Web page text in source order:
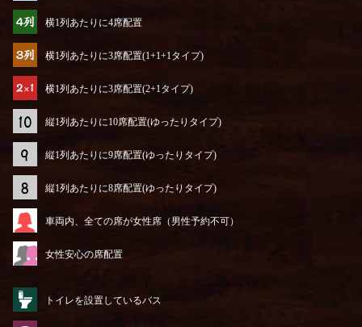
横1列あたりに4席配置
横1列あたりに3席配置(1+1+1タイプ)
横1列あたりに3席配置(2+1タイプ)
縦1列あたりに10席配置(ゆったりタイプ)
縦1列あたりに9席配置(ゆったりタイプ)
縦1列あたりに8席配置(ゆったりタイプ)
車両内、全ての席が女性席（男性予約不可）
女性安心の席配置
トイレを設置しているバス